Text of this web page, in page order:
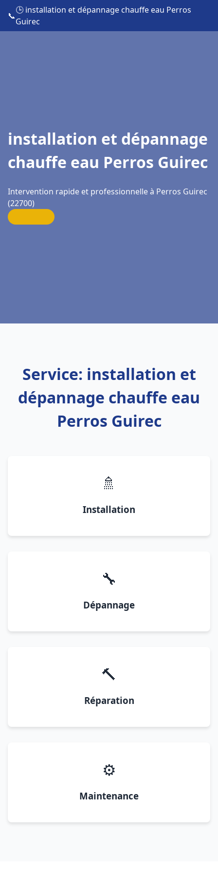
📞
🕒 installation et dépannage chauffe eau Perros
Guirec
installation et dépannage
chauffe eau Perros Guirec
Intervention rapide et professionnelle à Perros Guirec
(22700)
Service: installation et
dépannage chauffe eau
Perros Guirec
🚿
Installation
🔧
Dépannage
🔨
Réparation
⚙️
Maintenance